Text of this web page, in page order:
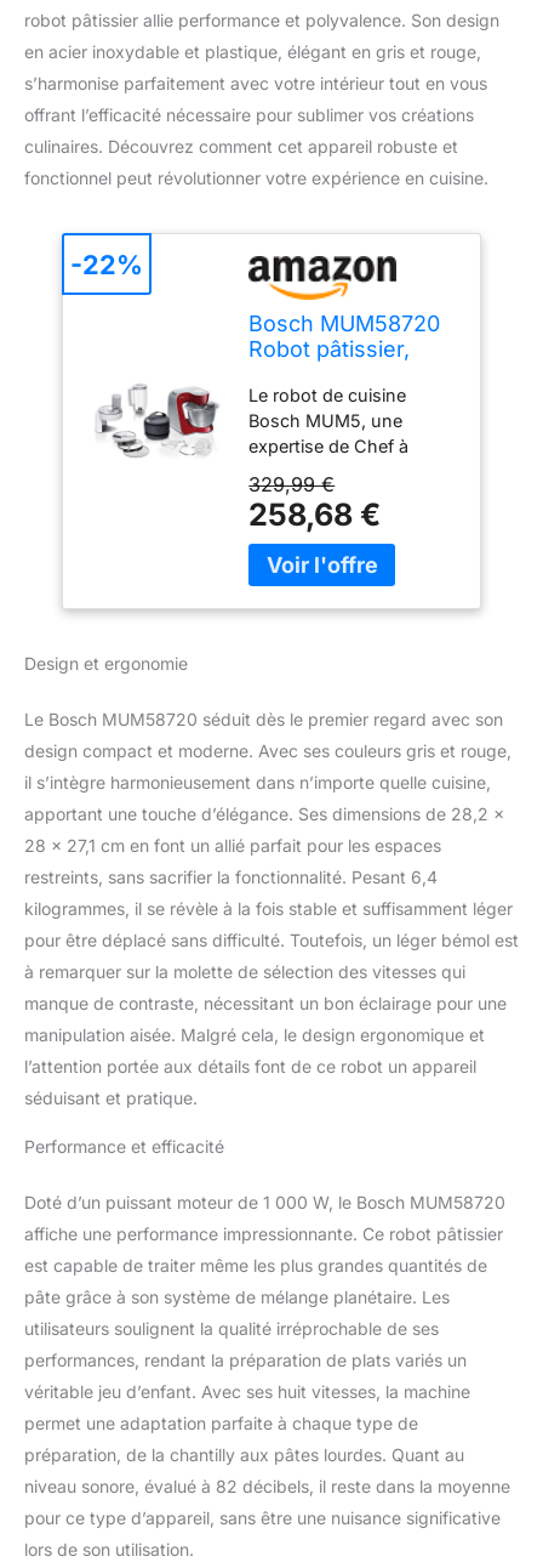
robot pâtissier allie performance et polyvalence. Son design
en acier inoxydable et plastique, élégant en gris et rouge,
s’harmonise parfaitement avec votre intérieur tout en vous
offrant l’efficacité nécessaire pour sublimer vos créations
culinaires. Découvrez comment cet appareil robuste et
fonctionnel peut révolutionner votre expérience en cuisine.
Bosch MUM58720
Robot pâtissier,
1000 W, 3,9 litres,
Acier inoxydable et
plastique, 7
vitesses,
Gris/Rouge
Le robot de cuisine
Bosch MUM5, une
expertise de Chef à
et polyvalent, il est votre
allié professionnel pour
réaliser et pétrir tous
types de pâtes et bien
homogène comme s'il
était réalisé à la main
mais sans baisse de
régime même pendant
en acier inox de grande
capacité (3,9 L) permet la
préparation de quantités
importantes : jusqu'à 2,7
kg de pâte à gâteau (soit
48 cupcakes) ou 1,9 kg
de pâte levée (soit 4
brioches) Facile à utiliser
grâce au bras mobile
d'une simple pression, il
1x robot pâtissier Bosch
MUM58920, 1x fouet
batteur, 1x fouet
mélangeur, 1x crochet
pétrisseur inox, 3x
disques réversibles inox,
1x blender, 1x couvercle
de protection Cet
appareil est uniquement
destiné aux ménages
privés et à
l'environnement
domestique ; n'utilisez
329,99 €
258,68 €
-22%
Design et ergonomie
Le Bosch MUM58720 séduit dès le premier regard avec son
design compact et moderne. Avec ses couleurs gris et rouge,
il s’intègre harmonieusement dans n’importe quelle cuisine,
apportant une touche d’élégance. Ses dimensions de 28,2 x
28 x 27,1 cm en font un allié parfait pour les espaces
restreints, sans sacrifier la fonctionnalité. Pesant 6,4
kilogrammes, il se révèle à la fois stable et suffisamment léger
pour être déplacé sans difficulté. Toutefois, un léger bémol est
à remarquer sur la molette de sélection des vitesses qui
manque de contraste, nécessitant un bon éclairage pour une
manipulation aisée. Malgré cela, le design ergonomique et
l’attention portée aux détails font de ce robot un appareil
séduisant et pratique.
Performance et efficacité
Doté d’un puissant moteur de 1 000 W, le Bosch MUM58720
affiche une performance impressionnante. Ce robot pâtissier
est capable de traiter même les plus grandes quantités de
pâte grâce à son système de mélange planétaire. Les
utilisateurs soulignent la qualité irréprochable de ses
performances, rendant la préparation de plats variés un
véritable jeu d’enfant. Avec ses huit vitesses, la machine
permet une adaptation parfaite à chaque type de
préparation, de la chantilly aux pâtes lourdes. Quant au
niveau sonore, évalué à 82 décibels, il reste dans la moyenne
pour ce type d’appareil, sans être une nuisance significative
lors de son utilisation.